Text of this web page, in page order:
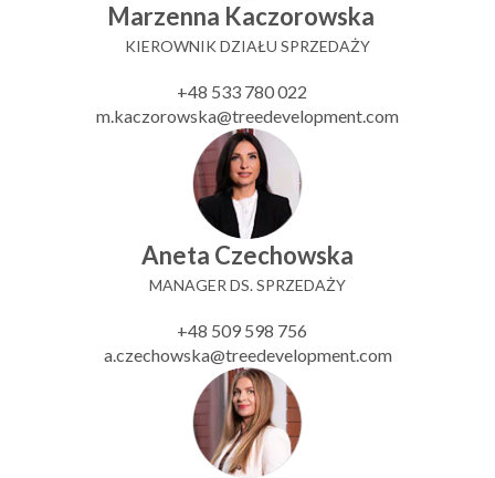
Marzenna Kaczorowska
KIEROWNIK DZIAŁU SPRZEDAŻY
+48 533 780 022
m.kaczorowska@treedevelopment.com
Aneta Czechowska
MANAGER DS. SPRZEDAŻY
+48 509 598 756
a.czechowska@treedevelopment.com